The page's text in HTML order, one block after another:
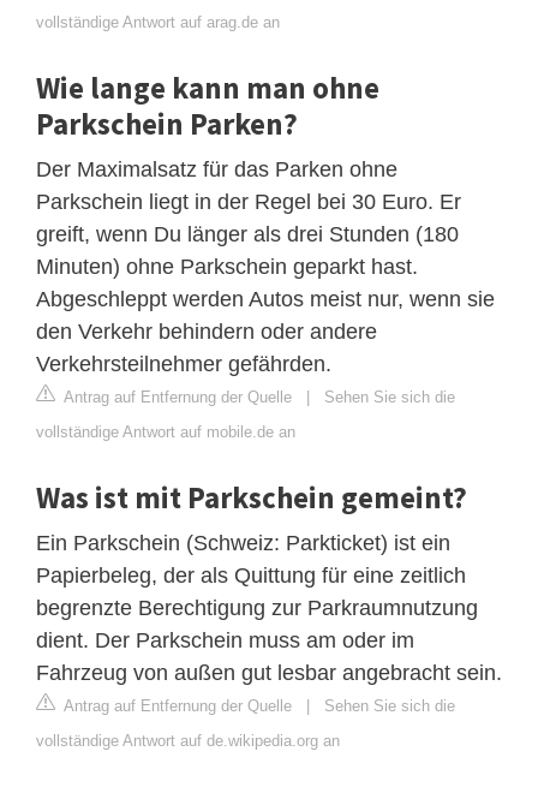
vollständige Antwort auf arag.de an
Wie lange kann man ohne
Parkschein Parken?
Der Maximalsatz für das Parken ohne
Parkschein liegt in der Regel bei 30 Euro. Er
greift, wenn Du länger als drei Stunden (180
Minuten) ohne Parkschein geparkt hast.
Abgeschleppt werden Autos meist nur, wenn sie
den Verkehr behindern oder andere
Verkehrsteilnehmer gefährden.
Antrag auf Entfernung der Quelle | Sehen Sie sich die
vollständige Antwort auf mobile.de an
Was ist mit Parkschein gemeint?
Ein Parkschein (Schweiz: Parkticket) ist ein
Papierbeleg, der als Quittung für eine zeitlich
begrenzte Berechtigung zur Parkraumnutzung
dient. Der Parkschein muss am oder im
Fahrzeug von außen gut lesbar angebracht sein.
Antrag auf Entfernung der Quelle | Sehen Sie sich die
vollständige Antwort auf de.wikipedia.org an